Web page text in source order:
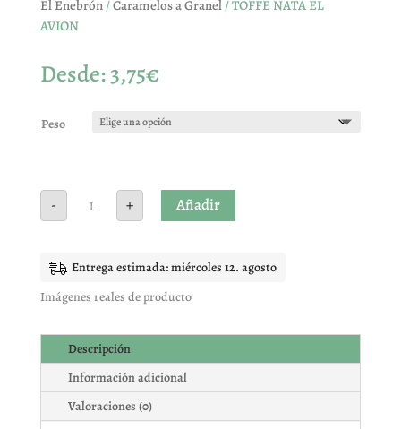
El Enebrón/Caramelos a Granel/ TOFFE NATA EL
AVION
Desde:3,75€
Peso
- NATA + Añadir
Entrega estimada: miércoles 12. agosto
Imágenes reales de producto
Descripción
Información adicional
Valoraciones (0)